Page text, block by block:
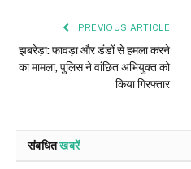
PREVIOUS ARTICLE
झबरेड़ा: फावड़ा और डंडों से हमला करने
का मामला, पुलिस ने वांछित अभियुक्त को
किया गिरफ्तार
संबधितखबरें